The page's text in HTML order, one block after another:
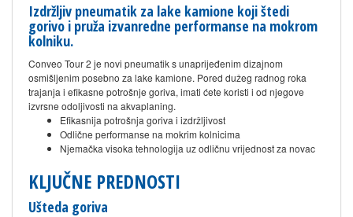
Izdržljiv pneumatik za lake kamione koji štedi
gorivo i pruža izvanredne performanse na mokrom
kolniku.
Conveo Tour 2 je novi pneumatik s unaprijeđenim dizajnom
osmišljenim posebno za lake kamione. Pored dužeg radnog roka
trajanja i efikasne potrošnje goriva, imati ćete koristi i od njegove
izvrsne odoljivosti na akvaplaning.
Efikasnija potrošnja goriva i izdržljivost
Odlične performanse na mokrim kolnicima
Njemačka visoka tehnologija uz odličnu vrijednost za novac
KLJUČNE PREDNOSTI
Ušteda goriva